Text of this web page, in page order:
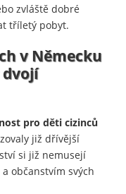
zvláště dobré
tříletý pobyt.
v Německu
pro děti cizinců
již dřívější
si již nemusejí
občanstvím svých